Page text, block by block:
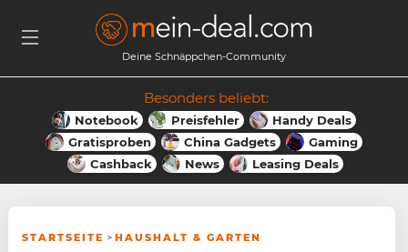
Deine Schnäppchen-Community
Besonders beliebt:
Notebook Preisfehler
Handy Deals
Gratisproben
China Gadgets
Gaming
Cashback
News Leasing Deals
STARTSEITE > HAUSHALT & GARTEN